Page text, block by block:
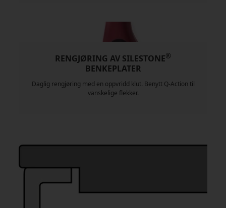
RENGJØRING AV SILESTONE®
BENKEPLATER
Daglig rengjøring med en oppvridd klut. Benytt Q-Action til
vanskelige flekker.